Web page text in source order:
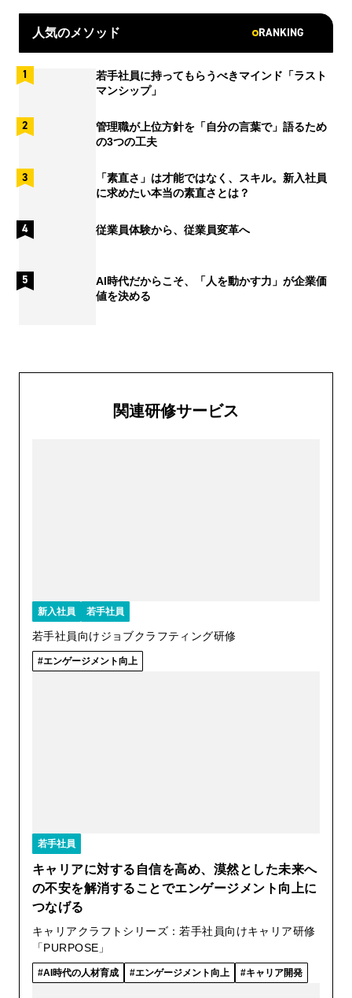
人気のメソッド RANKING
若手社員に持ってもらうべきマインド「ラスト
マンシップ」
管理職が上位方針を「自分の言葉で」語るため
の3つの工夫
「素直さ」は才能ではなく、スキル。新入社員
に求めたい本当の素直さとは？
従業員体験から、従業員変革へ
AI時代だからこそ、「人を動かす力」が企業価
値を決める
関連研修サービス
新入社員 若手社員
若手社員向けジョブクラフティング研修
エンゲージメント向上
若手社員
キャリアに対する自信を高め、漠然とした未来へ
の不安を解消することでエンゲージメント向上に
つなげる
キャリアクラフトシリーズ：若手社員向けキャリア研修
「PURPOSE」
AI時代の人材育成 エンゲージメント向上 キャリア開発